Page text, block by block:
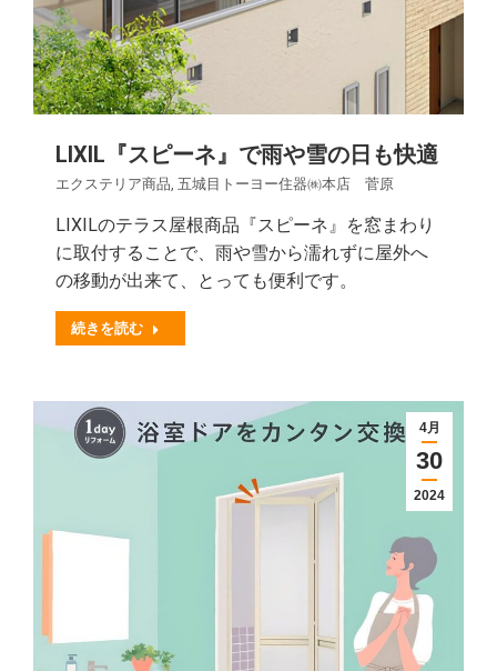
LIXIL『スピーネ』で雨や雪の日も快適
エクステリア商品, 五城目トーヨー住器㈱本店 菅原
LIXILのテラス屋根商品『スピーネ』を窓まわり
に取付することで、雨や雪から濡れずに屋外へ
の移動が出来て、とっても便利です。
続きを読む
4月
30
2024